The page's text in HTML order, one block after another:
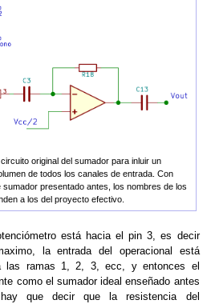
original del sumador para inluir un
de todos los canales de entrada. Con
presentado antes, los nombres de los
a los del proyecto efectivo.
está hacia el pin 3, es decir
la entrada del operacional está
las ramas 1, 2, 3, ecc, y entonces el
como el sumador ideal enseñado antes
que decir que la resistencia del